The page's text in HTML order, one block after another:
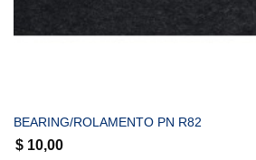
BEARING/ROLAMENTO PN R82
$ 10,00